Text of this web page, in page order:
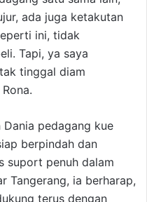
ada juga ketakutan
ini, tidak
Tapi, ya saya
tinggal diam
pedagang kue
berpindah dan
suport penuh dalam
Tangerang, ia berharap,
terus dengan